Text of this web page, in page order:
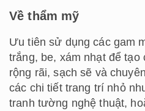
Về thẩm mỹ
Ưu tiên sử dụng các gam
trắng, be, xám nhạt để tạo
rộng rãi, sạch sẽ và
các chi tiết trang trí nhỏ
tranh tường nghệ thuật,